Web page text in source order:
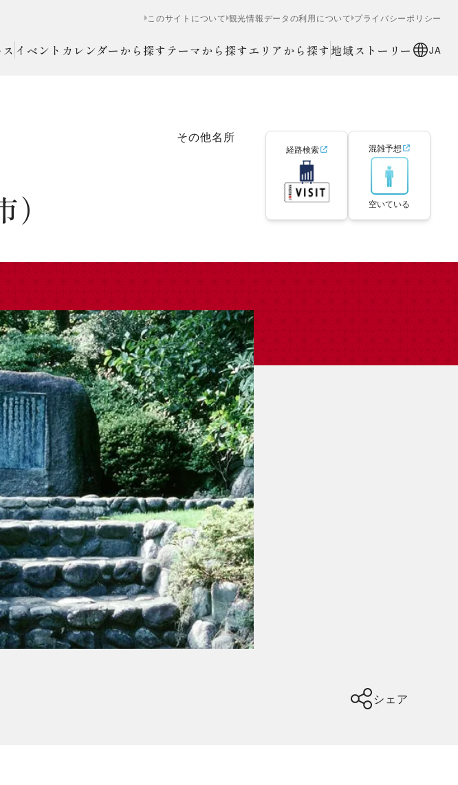
このサイトについて 観光情報データの利用について プライバシーポリシー
イベントカレンダーから探す テーマから探すエリアから探す 地域ストーリー JA
その他名所
経路検索 混雑予想
空いている
シェア